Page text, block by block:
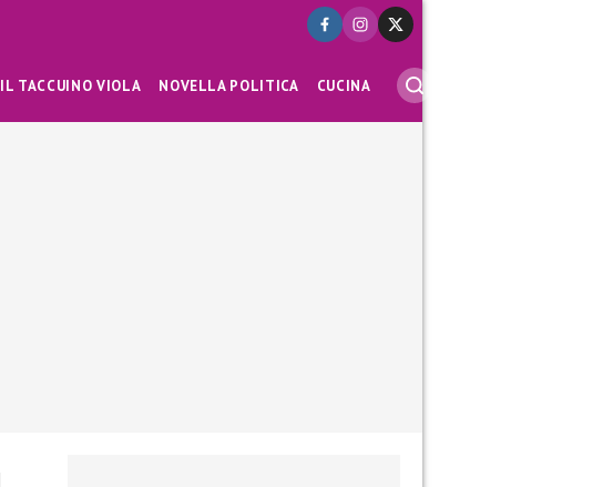
IL TACCUINO VIOLA NOVELLA POLITICA CUCINA